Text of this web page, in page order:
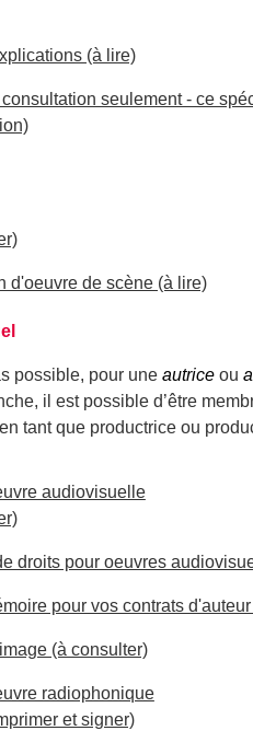
(à lire)
seulement - ce
d'oeuvre de scène (à lire)
possible, pour une autriceou
il est possible d’être
tant que productrice ou
audiovisuelle
droits pour oeuvres
pour vos contrats
(à consulter)
radiophonique
et signer)